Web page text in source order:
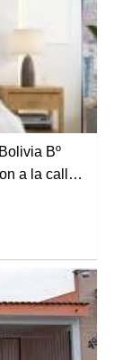
Bº
a la calle.